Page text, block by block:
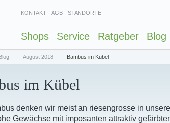
KONTAKT AGB STANDORTE
Shops Service Ratgeber Blog
Blog August 2018 Bambus im Kübel
im Kübel
denken wir meist an riesengrosse in
Gewächse mit imposanten attraktiv